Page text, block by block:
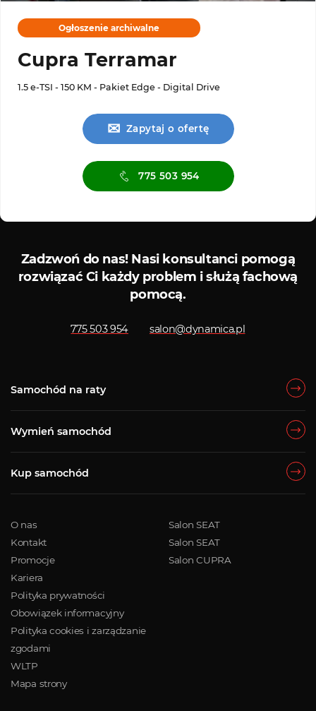
Ogłoszenie archiwalne
Cupra Terramar
1.5 e-TSI - 150 KM - Pakiet Edge - Digital Drive
✉ Zapytaj o ofertę
775 503 954
Zadzwoń do nas!Nasi konsultanci pomogą
rozwiązać Ci każdy problem i służą fachową
pomocą.
775 503 954 salon@dynamica.pl
Samochód na raty
Wymień samochód
Kup samochód
O nas
Kontakt
Promocje
Kariera
Polityka prywatności
Obowiązek informacyjny
Polityka cookies i zarządzanie
zgodami
WLTP
Mapa strony
Salon SEAT
Salon SEAT
Salon CUPRA